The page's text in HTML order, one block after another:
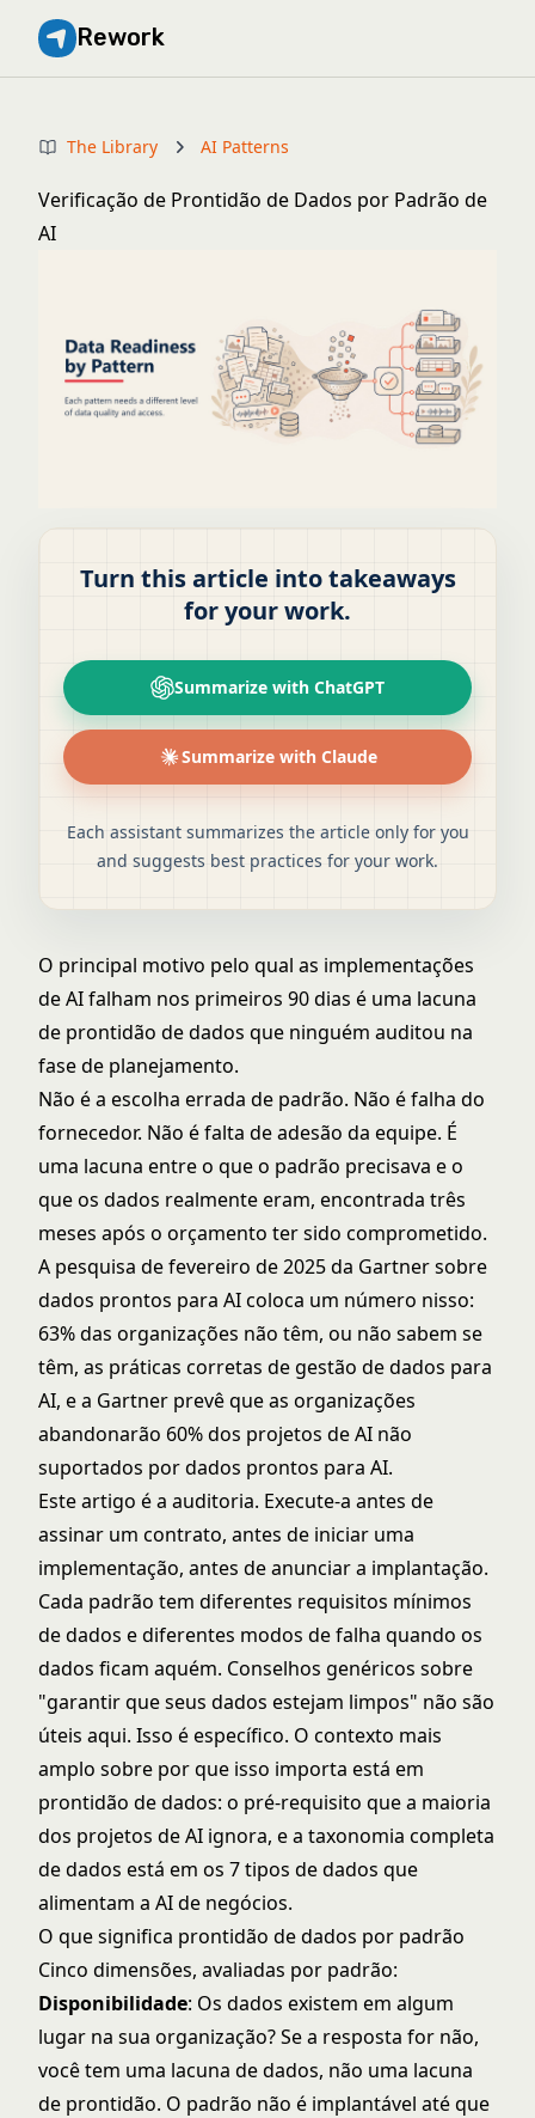
Rework
The Library AI Patterns
Verificação de Prontidão de Dados por Padrão de
AI
Turn this article into takeaways
for your work.
Summarize with ChatGPT
Summarize with Claude
Each assistant summarizes the article only for you
and suggests best practices for your work.
O principal motivo pelo qual as implementações
de AI falham nos primeiros 90 dias é uma lacuna
de prontidão de dados que ninguém auditou na
fase de planejamento.
Não é a escolha errada de padrão. Não é falha do
fornecedor. Não é falta de adesão da equipe. É
uma lacuna entre o que o padrão precisava e o
que os dados realmente eram, encontrada três
meses após o orçamento ter sido comprometido.
A pesquisa de fevereiro de 2025 da Gartner sobre
dados prontos para AIcoloca um número nisso:
63% das organizações não têm, ou não sabem se
têm, as práticas corretas de gestão de dados para
AI, e a Gartner prevê que as organizações
abandonarão 60% dos projetos de AI não
suportados por dados prontos para AI.
Este artigo é a auditoria. Execute-a antes de
assinar um contrato, antes de iniciar uma
implementação, antes de anunciar a implantação.
Cada padrão tem diferentes requisitos mínimos
de dados e diferentes modos de falha quando os
dados ficam aquém. Conselhos genéricos sobre
"garantir que seus dados estejam limpos" não são
úteis aqui. Isso é específico. O contexto mais
amplo sobre por que isso importa está em
prontidão de dados: o pré-requisito que a maioria
dos projetos de AI ignora, e a taxonomia completa
de dados está em os 7 tipos de dados que
alimentam a AI de negócios.
O que significa prontidão de dados por padrão
Cinco dimensões, avaliadas por padrão:
Disponibilidade: Os dados existem em algum
lugar na sua organização? Se a resposta for não,
você tem uma lacuna de dados, não uma lacuna
de prontidão. O padrão não é implantável até que